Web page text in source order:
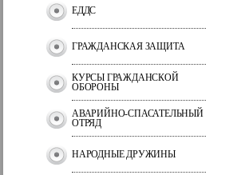
ЕДДС
ГРАЖДАНСКАЯ ЗАЩИТА
КУРСЫ ГРАЖДАНСКОЙ
ОБОРОНЫ
АВАРИЙНО-СПАСАТЕЛЬНЫЙ
ОТРЯД
НАРОДНЫЕ ДРУЖИНЫ